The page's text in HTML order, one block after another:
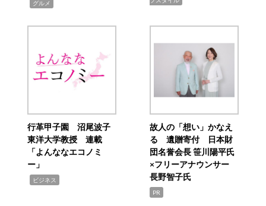
グルメ
行革甲子園 沼尾波子
東洋大学教授 連載
「よんななエコノミ
ー」
ビジネス
故人の「想い」かなえ
る 遺贈寄付 日本財
団名誉会長 笹川陽平氏
×フリーアナウンサー
長野智子氏
PR